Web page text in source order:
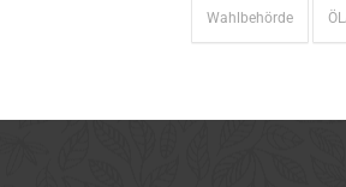
Wahlbehörde